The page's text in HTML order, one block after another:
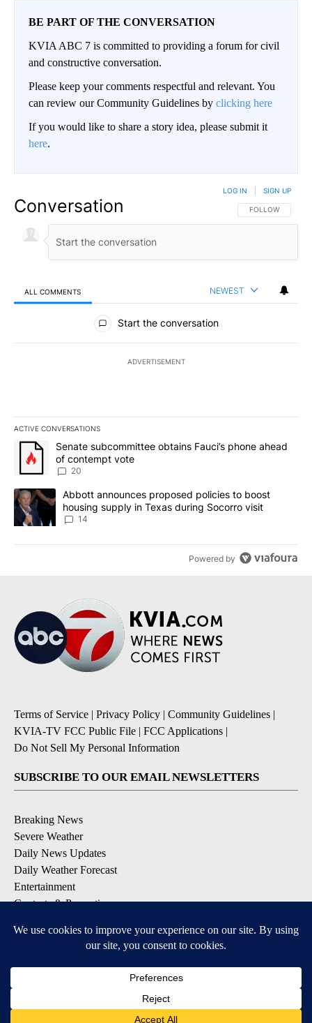
BE PART OF THE CONVERSATION
KVIA ABC 7 is committed to providing a forum for civil
and constructive conversation.
Please keep your comments respectful and relevant. You
can review our Community Guidelines by clicking here
If you would like to share a story idea, please submit it
here.
Conversation FOLLOW THIS
FOLLOW
LOG IN SIGN UP
ALL COMMENTS NEWEST
All Comments
Start the conversation
ADVERTISEMENT
ACTIVE CONVERSATIONS
The following is a list of the most commented articles in the last
A trending article titled "Senate subcommittee obtains Fauci’s
Senate subcommittee obtains Fauci’s phone ahead
of contempt vote
20
A trending article titled "Abbott announces proposed policies to
Abbott announces proposed policies to boost
housing supply in Texas during Socorro visit
14
Powered by
Terms of Service | Privacy Policy | Community Guidelines |
KVIA-TV FCC Public File | FCC Applications |
Do Not Sell My Personal Information
SUBSCRIBE TO OUR EMAIL NEWSLETTERS
Breaking News
Severe Weather
Daily News Updates
Daily Weather Forecast
Entertainment
Contests & Promotions
DOWNLOAD OUR APPS
Available for iOS and Android